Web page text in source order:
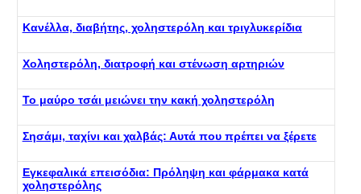
Κανέλλα, διαβήτης, χοληστερόλη και τριγλυκερίδια
Χοληστερόλη, διατροφή και στένωση αρτηριών
Το μαύρο τσάι μειώνει την κακή χοληστερόλη
Σησάμι, ταχίνι και χαλβάς: Αυτά που πρέπει να ξέρετε
Εγκεφαλικά επεισόδια: Πρόληψη και φάρμακα κατά
χοληστερόλης